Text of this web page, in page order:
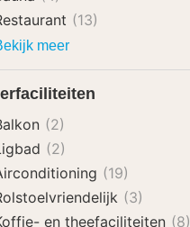
(13)
meerFaciliteiten
(2)
(2)
(19)
(3)
en theefaciliteiten (8)